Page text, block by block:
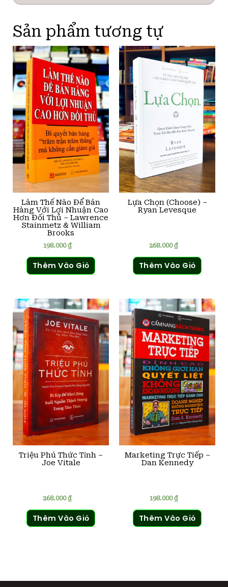
Sản phẩm tương tự
Làm Thế Nào Để Bán
Hàng Với Lợi Nhuận Cao
Hơn Đối Thủ – Lawrence
Stainmetz & William
Brooks
198.000₫
Thêm Vào Giỏ
Lựa Chọn (Choose) –
Ryan Levesque
268.000₫
Thêm Vào Giỏ
Triệu Phú Thức Tỉnh –
Joe Vitale
268.000₫
Thêm Vào Giỏ
Marketing Trực Tiếp –
Dan Kennedy
198.000₫
Thêm Vào Giỏ